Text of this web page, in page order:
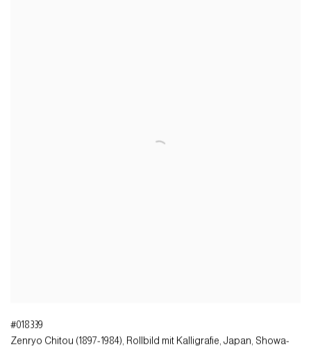
#018339
Zenryo Chitou (1897-1984), Rollbild mit Kalligrafie, Japan, Showa-